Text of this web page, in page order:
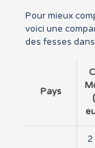
Pour mieux
voici une
des fesses
Pays
2